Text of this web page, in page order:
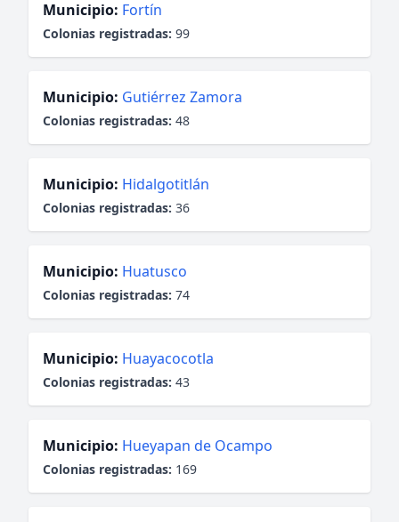
Municipio: Fortín
Colonias registradas: 99
Municipio: Gutiérrez Zamora
Colonias registradas: 48
Municipio: Hidalgotitlán
Colonias registradas: 36
Municipio: Huatusco
Colonias registradas: 74
Municipio: Huayacocotla
Colonias registradas: 43
Municipio: Hueyapan de Ocampo
Colonias registradas: 169